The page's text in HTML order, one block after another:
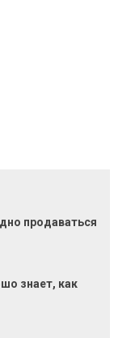
продаваться
знает, как